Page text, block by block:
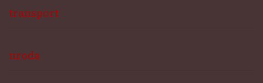
transport
uroda